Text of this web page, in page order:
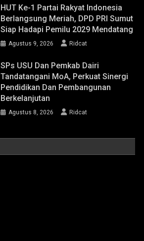
HUT Ke-1 Partai Rakyat Indonesia
Berlangsung Meriah, DPD PRI Sumut
Siap Hadapi Pemilu 2029 Mendatang
Agustus 9, 2026 Ridcat
SPs USU Dan Pemkab Dairi
Tandatangani MoA, Perkuat Sinergi
Pendidikan Dan Pembangunan
Berkelanjutan
Agustus 8, 2026 Ridcat